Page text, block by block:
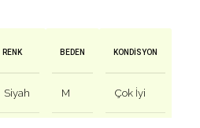
RENK
Siyah
BEDEN
M
KONDISYON
Çok İyi